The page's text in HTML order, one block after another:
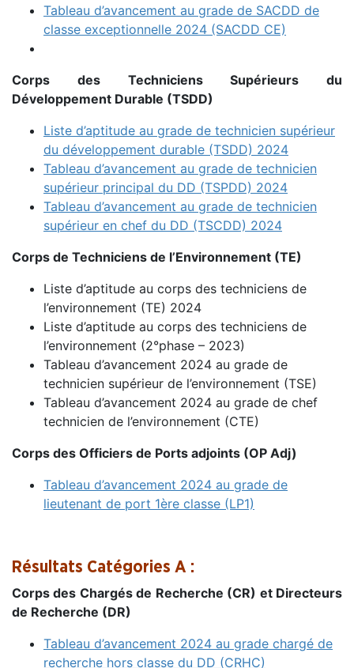
Tableau d’avancement au grade de SACDD de
classe exceptionnelle 2024 (SACDD CE)
Corps des Techniciens Supérieurs du
Développement Durable (TSDD)
Liste d’aptitude au grade de technicien supérieur
du développement durable (TSDD) 2024
Tableau d’avancement au grade de technicien
supérieur principal du DD (TSPDD) 2024
Tableau d’avancement au grade de technicien
supérieur en chef du DD (TSCDD) 2024
Corps de Techniciens de l’Environnement (TE)
Liste d’aptitude au corps des techniciens de
l’environnement (TE) 2024
Liste d’aptitude au corps des techniciens de
l’environnement (2°phase – 2023)
Tableau d’avancement 2024 au grade de
technicien supérieur de l’environnement (TSE)
Tableau d’avancement 2024 au grade de chef
technicien de l’environnement (CTE)
Corps des Officiers de Ports adjoints (OP Adj)
Tableau d’avancement 2024 au grade de
lieutenant de port 1ère classe (LP1)
Résultats Catégories A :
Corps des Chargés de Recherche (CR) et Directeurs
de Recherche (DR)
Tableau d’avancement 2024 au grade chargé de
recherche hors classe du DD (CRHC)